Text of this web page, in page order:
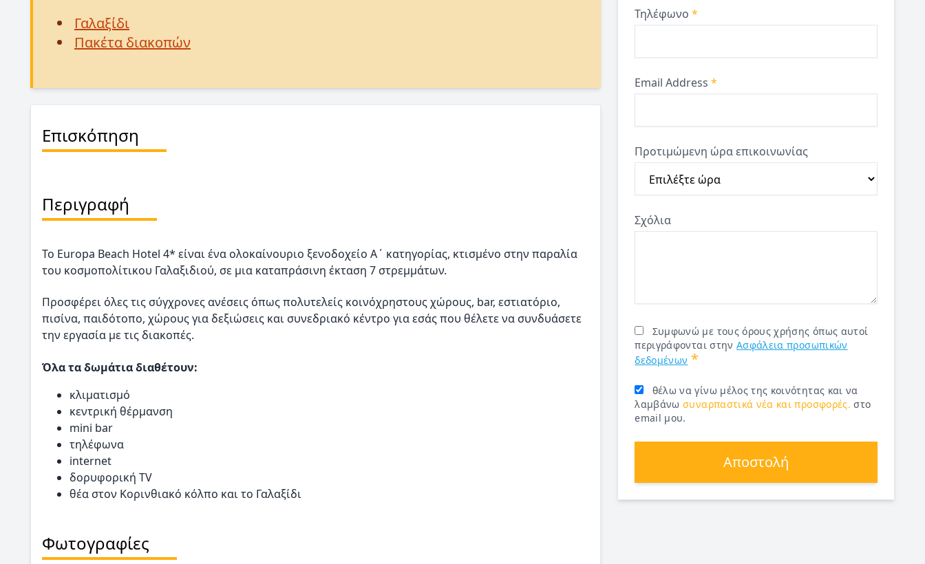
Γαλαξίδι
Πακέτα διακοπών
Επισκόπηση
Περιγραφή
Το Europa Beach Hotel 4* είναι ένα ολοκαίνουριο ξενοδοχείο Α΄ κατηγορίας, κτισμένο στην παραλία
του κοσμοπολίτικου Γαλαξιδιού, σε μια καταπράσινη έκταση 7 στρεμμάτων.
Προσφέρει όλες τις σύγχρονες ανέσεις όπως πολυτελείς κοινόχρηστους χώρους, bar, εστιατόριο,
πισίνα, παιδότοπο, χώρους για δεξιώσεις και συνεδριακό κέντρο για εσάς που θέλετε να συνδυάσετε
την εργασία με τις διακοπές.
Όλα τα δωμάτια διαθέτουν:
κλιματισμό
κεντρική θέρμανση
mini bar
τηλέφωνα
internet
δορυφορική TV
θέα στον Κορινθιακό κόλπο και το Γαλαξίδι
Φωτογραφίες
Τηλέφωνο*
Email Address*
Προτιμώμενη ώρα επικοινωνίας
Σχόλια
Συμφωνώ με τους όρους χρήσης όπως αυτοί
περιγράφονται στην Ασφάλεια προσωπικών
δεδομένων *
θέλω να γίνω μέλος της κοινότητας και να
λαμβάνωσυναρπαστικά νέα και προσφορές. στο
email μου.
Αποστολή